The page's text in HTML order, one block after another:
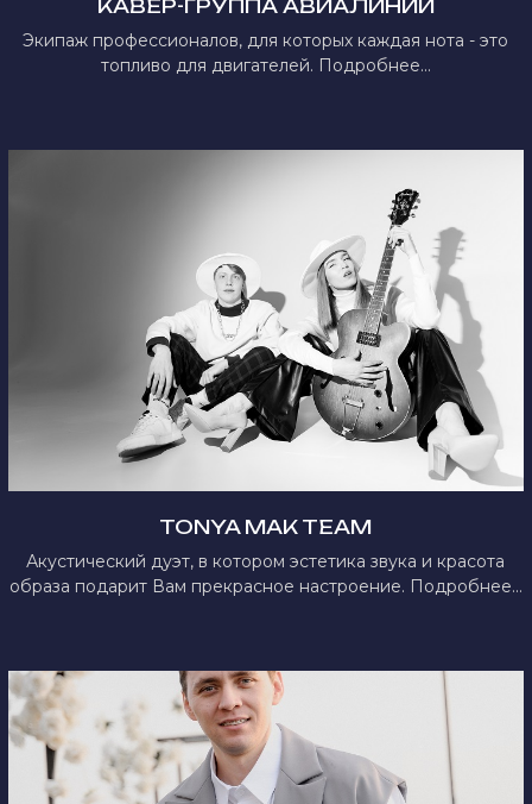
КАВЕР-ГРУППА АВИАЛИНИИ
Экипаж профессионалов, для которых каждая нота - это
топливо для двигателей. Подробнее...
TONYA MAK TEAM
Акустический дуэт, в котором эстетика звука и красота
образа подарит Вам прекрасное настроение. Подробнее...